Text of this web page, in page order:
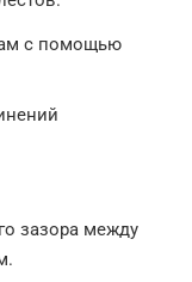
с помощью
зазора между